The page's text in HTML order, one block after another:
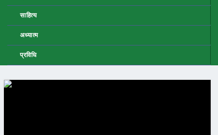
साहित्य
अध्यात्म
प्रविधि